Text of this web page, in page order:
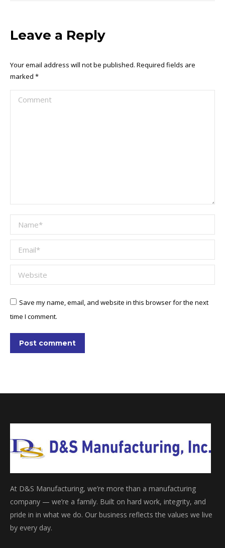
Leave a Reply
Your email address will not be published. Required fields are
marked *
Comment
Name *
Email *
Website
Save my name, email, and website in this browser for the next
time I comment.
Post comment
At D&S Manufacturing, we’re more than a manufacturing
company — we’re a family. Built on hard work, integrity, and
pride in in what we do. Our business reflects the values we live
by every day.